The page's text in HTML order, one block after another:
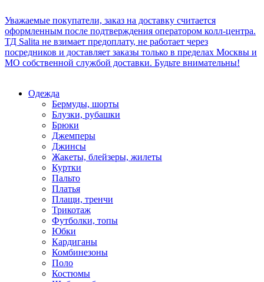
Уважаемые покупатели, заказ на доставку считается
оформленным после подтверждения оператором колл-центра.
ТД Salita не взимает предоплату, не работает через
посредников и доставляет заказы только в пределах Москвы и
МО собственной службой доставки. Будьте внимательны!
Одежда
Бермуды, шорты
Блузки, рубашки
Брюки
Джемперы
Джинсы
Жакеты, блейзеры, жилеты
Куртки
Пальто
Платья
Плащи, тренчи
Трикотаж
Футболки, топы
Юбки
Кардиганы
Комбинезоны
Поло
Костюмы